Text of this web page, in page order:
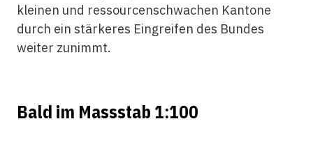
kleinen und ressourcenschwachen Kantone
durch ein stärkeres Eingreifen des Bundes
weiter zunimmt.
Bald im Massstab 1:100